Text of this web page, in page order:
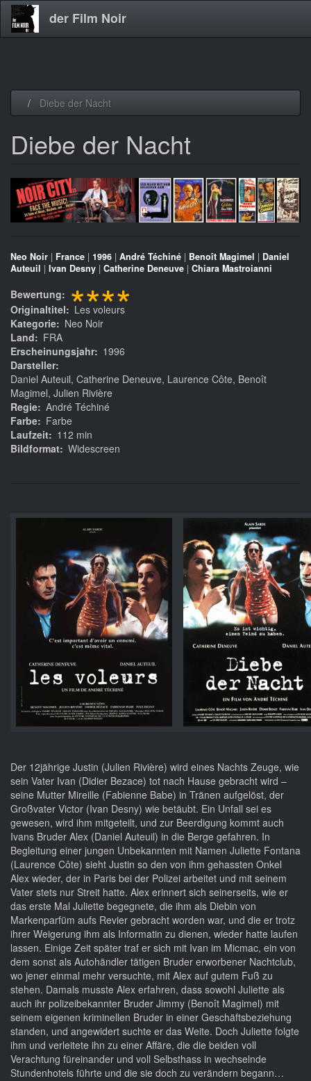
der Film Noir
Diebe der Nacht
Diebe der Nacht
Neo Noir | France | 1996 | André Téchiné | Benoît Magimel | Daniel
Auteuil | Ivan Desny | Catherine Deneuve | Chiara Mastroianni
Bewertung ****
Originaltitel
Les voleurs
Kategorie
Neo Noir
Land
FRA
Erscheinungsjahr
1996
Darsteller
Daniel Auteuil, Catherine Deneuve, Laurence Côte, Benoît
Magimel, Julien Rivière
Regie André Téchiné
Farbe
Farbe
Laufzeit
112 min
Bildformat Widescreen
Der 12jährige Justin (Julien Rivière) wird eines Nachts Zeuge, wie
sein Vater Ivan (Didier Bezace) tot nach Hause gebracht wird –
seine Mutter Mireille (Fabienne Babe) in Tränen aufgelöst, der
Großvater Victor (Ivan Desny) wie betäubt. Ein Unfall sei es
gewesen, wird ihm mitgeteilt, und zur Beerdigung kommt auch
Ivans Bruder Alex (Daniel Auteuil) in die Berge gefahren. In
Begleitung einer jungen Unbekannten mit Namen Juliette Fontana
(Laurence Côte) sieht Justin so den von ihm gehassten Onkel
Alex wieder, der in Paris bei der Polizei arbeitet und mit seinem
Vater stets nur Streit hatte. Alex erinnert sich seinerseits, wie er
das erste Mal Juliette begegnete, die ihm als Diebin von
Markenparfüm aufs Revier gebracht worden war, und die er trotz
ihrer Weigerung ihm als Informatin zu dienen, wieder hatte laufen
lassen. Einige Zeit später traf er sich mit Ivan im Micmac, ein von
dem sonst als Autohändler tätigen Bruder erworbener Nachtclub,
wo jener einmal mehr versuchte, mit Alex auf gutem Fuß zu
stehen. Damals musste Alex erfahren, dass sowohl Juliette als
auch ihr polizeibekannter Bruder Jimmy (Benoît Magimel) mit
seinem eigenen kriminellen Bruder in einer Geschäftsbeziehung
standen, und angewidert suchte er das Weite. Doch Juliette folgte
ihm und verleitete ihn zu einer Affäre, die die beiden voll
Verachtung füreinander und voll Selbsthass in wechselnde
Stundenhotels führte und die sie doch zu verändern begann…